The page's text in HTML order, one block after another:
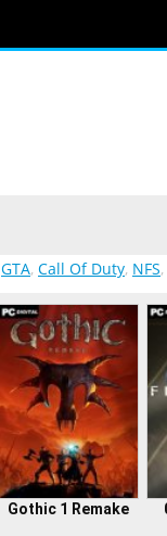
GTA, Call Of Duty, NFS,
Gothic 1 Remake